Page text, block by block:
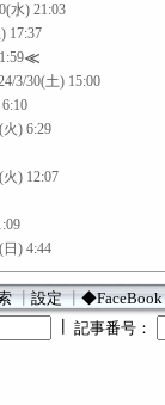
水) 21:03
17:37
≪
3/30(土) 15:00
火) 6:29
火) 12:07
日) 4:44
┃設定┃◆FaceBook
記事番号：